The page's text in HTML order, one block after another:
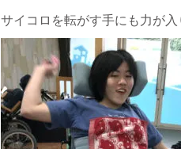
サイコロを転がす手にも力が入